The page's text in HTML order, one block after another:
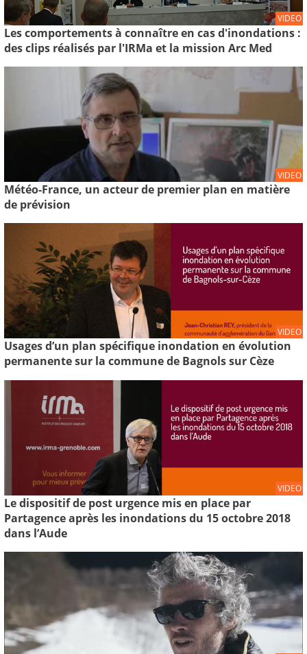
VIDEO
Les comportements à connaître en cas d'inondations :
des clips réalisés par l'IRMa et la mission Arc Med
VIDEO
Météo-France, un acteur de premier plan en matière
de prévision
VIDEO
Usages d’un plan spécifique inondation en évolution
permanente sur la commune de Bagnols sur Cèze
VIDEO
Le dispositif de post urgence mis en place par
Partagence après les inondations du 15 octobre 2018
dans l’Aude